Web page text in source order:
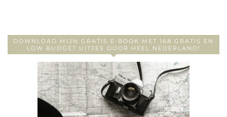
DOWNLOAD MIJN GRATIS E-BOOK MET 168 GRATIS EN
LOW BUDGET UITJES DOOR HEEL NEDERLAND!